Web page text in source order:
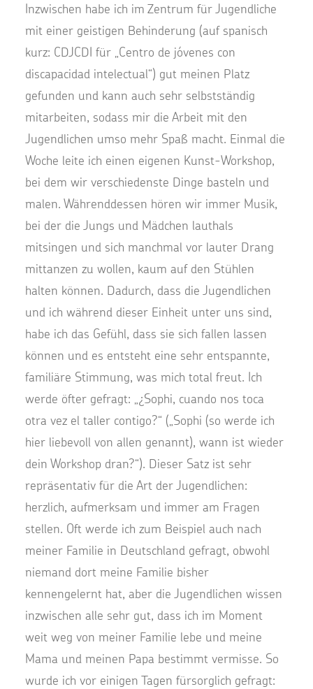
Inzwischen habe ich im Zentrum für Jugendliche
mit einer geistigen Behinderung (auf spanisch
kurz: CDJCDI für „Centro de jóvenes con
discapacidad intelectual“) gut meinen Platz
gefunden und kann auch sehr selbstständig
mitarbeiten, sodass mir die Arbeit mit den
Jugendlichen umso mehr Spaß macht. Einmal die
Woche leite ich einen eigenen Kunst-Workshop,
bei dem wir verschiedenste Dinge basteln und
malen. Währenddessen hören wir immer Musik,
bei der die Jungs und Mädchen lauthals
mitsingen und sich manchmal vor lauter Drang
mittanzen zu wollen, kaum auf den Stühlen
halten können. Dadurch, dass die Jugendlichen
und ich während dieser Einheit unter uns sind,
habe ich das Gefühl, dass sie sich fallen lassen
können und es entsteht eine sehr entspannte,
familiäre Stimmung, was mich total freut. Ich
werde öfter gefragt: „¿Sophi, cuando nos toca
otra vez el taller contigo?“ („Sophi (so werde ich
hier liebevoll von allen genannt), wann ist wieder
dein Workshop dran?“). Dieser Satz ist sehr
repräsentativ für die Art der Jugendlichen:
herzlich, aufmerksam und immer am Fragen
stellen. Oft werde ich zum Beispiel auch nach
meiner Familie in Deutschland gefragt, obwohl
niemand dort meine Familie bisher
kennengelernt hat, aber die Jugendlichen wissen
inzwischen alle sehr gut, dass ich im Moment
weit weg von meiner Familie lebe und meine
Mama und meinen Papa bestimmt vermisse. So
wurde ich vor einigen Tagen fürsorglich gefragt: